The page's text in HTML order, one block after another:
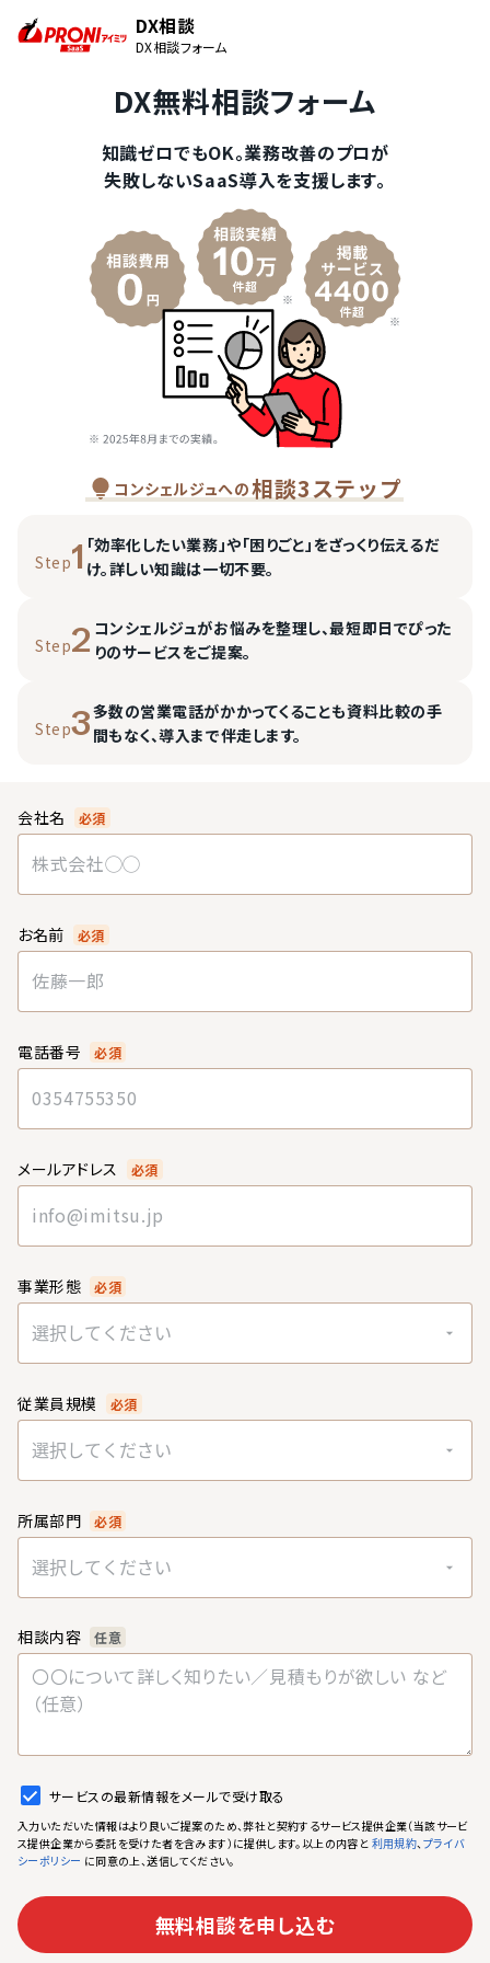
DX相談
DX相談フォーム
DX無料相談フォーム
知識ゼロでもOK。業務改善のプロが
失敗しないSaaS導入を支援します。
コンシェルジュへの相談3ステップ
Step1 「効率化したい業務」や「困りごと」をざっくり伝えるだ
け。詳しい知識は一切不要。
Step2 コンシェルジュがお悩みを整理し、最短即日でぴった
りのサービスをご提案。
Step3多数の営業電話がかかってくることも資料比較の手
間もなく、導入まで伴走します。
会社名 必須
お名前 必須
電話番号 必須
メールアドレス 必須
事業形態 必須
選択してください
従業員規模 必須
選択してください
所属部門 必須
選択してください
相談内容 任意
サービスの最新情報をメールで受け取る
入力いただいた情報はより良いご提案のため、弊社と契約するサービス提供企業（当該サービ
ス提供企業から委託を受けた者を含みます）に提供します。以上の内容と 利用規約、プライバ
シーポリシー に同意の上、送信してください。
無料相談を申し込む